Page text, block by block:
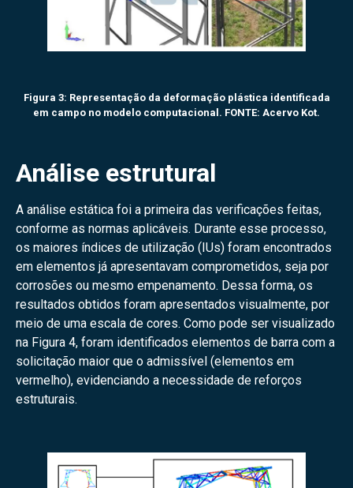
Figura 3: Representação da deformação plástica identificada
em campo no modelo computacional. FONTE: Acervo Kot.
Análise estrutural
A análise estática foi a primeira das verificações feitas,
conforme as normas aplicáveis. Durante esse processo,
os maiores índices de utilização (IUs) foram encontrados
em elementos já apresentavam comprometidos, seja por
corrosões ou mesmo empenamento. Dessa forma, os
resultados obtidos foram apresentados visualmente, por
meio de uma escala de cores. Como pode ser visualizado
na Figura 4, foram identificados elementos de barra com a
solicitação maior que o admissível (elementos em
vermelho), evidenciando a necessidade de reforços
estruturais.